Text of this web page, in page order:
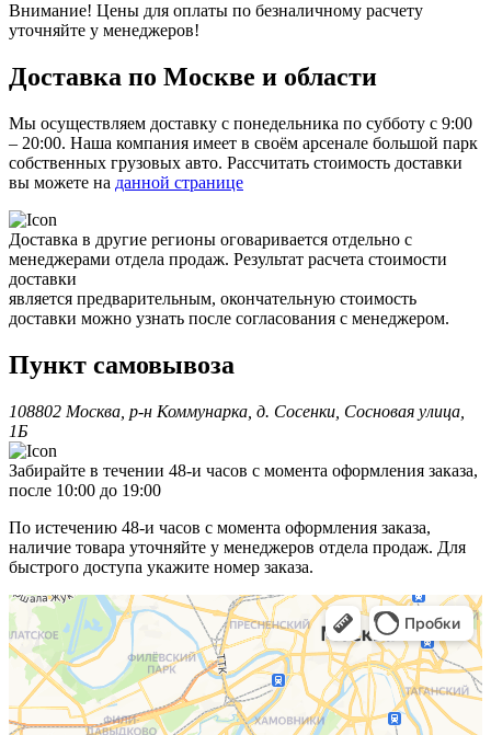
Внимание! Цены для оплаты по безналичному расчету
уточняйте у менеджеров!
Доставка по Москве и области
Мы осуществляем доставку с понедельника по субботу с 9:00
– 20:00. Наша компания имеет в своём арсенале большой парк
собственных грузовых авто. Рассчитать стоимость доставки
вы можете на данной странице
Доставка в другие регионы оговаривается отдельно с
менеджерами отдела продаж. Результат расчета стоимости
доставки
является предварительным, окончательную стоимость
доставки можно узнать после согласования с менеджером.
Пункт самовывоза
108802 Москва, р-н Коммунарка, д. Сосенки, Сосновая улица,
1Б
Забирайте в течении 48-и часов с момента оформления заказа,
после 10:00 до 19:00
По истечению 48-и часов с момента оформления заказа,
наличие товара уточняйте у менеджеров отдела продаж. Для
быстрого доступа укажите номер заказа.